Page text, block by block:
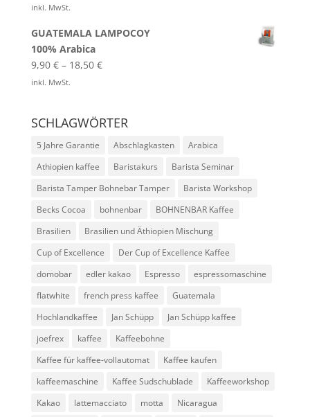
inkl. MwSt.
GUATEMALA LAMPOCOY
100% Arabica
9,90 €– 18,50 €
inkl. MwSt.
SCHLAGWÖRTER
5 Jahre Garantie Abschlagkasten
Arabica
Athiopien kaffee
Baristakurs
Barista Seminar
Barista Tamper Bohnebar Tamper
Barista Workshop
Becks Cocoa
bohnenbar
BOHNENBAR Kaffee
Brasilien
Brasilien und Äthiopien Mischung
Cup of Excellence
Der Cup of Excellence Kaffee
domobar
edler kakao Espresso
espressomaschine
flatwhite
french press kaffee
Guatemala
Hochlandkaffee
Jan Schüpp
Jan Schüpp kaffee
joefrex
kaffee
Kaffeebohne
Kaffee für kaffee-vollautomat
Kaffee kaufen
kaffeemaschine
Kaffee Sudschublade
Kaffeeworkshop
Kakao
lattemacciato motta
Nicaragua